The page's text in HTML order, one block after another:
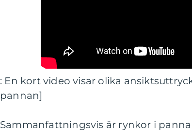
: En kort video visar olika
pannan]
Sammanfattningsvis är rynkor i